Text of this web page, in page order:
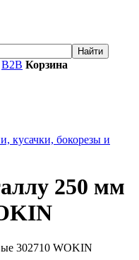
B2B Корзина
кусачки, бокорезы и
250 мм